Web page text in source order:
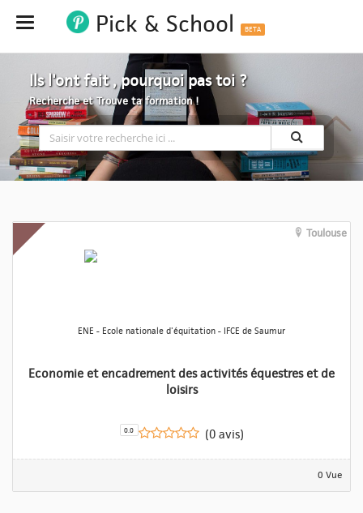
Hide Pick & School BETA
Ils l'ont fait , pourquoi pas toi ?
Recherche et Trouve ta formation !
Toulouse
ENE - Ecole nationale d'équitation - IFCE de Saumur
Economie et encadrement des activités équestres et de
loisirs
0.0 (0 avis)
0 Vue